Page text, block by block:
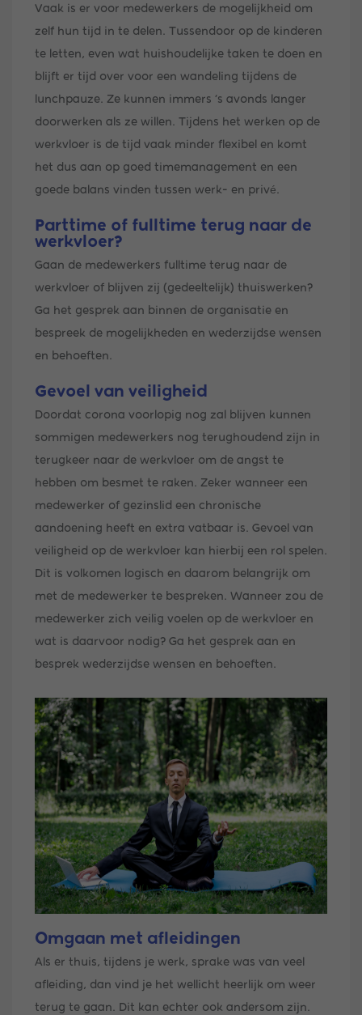
Vaak is er voor medewerkers de mogelijkheid om
zelf hun tijd in te delen. Tussendoor op de kinderen
te letten, even wat huishoudelijke taken te doen en
blijft er tijd over voor een wandeling tijdens de
lunchpauze. Ze kunnen immers ’s avonds langer
doorwerken als ze willen. Tijdens het werken op de
werkvloer is de tijd vaak minder flexibel en komt
het dus aan op goed timemanagement en een
goede balans vinden tussen werk- en privé.
Parttime of fulltime terug naar de
werkvloer?
Gaan de medewerkers fulltime terug naar de
werkvloer of blijven zij (gedeeltelijk) thuiswerken?
Ga het gesprek aan binnen de organisatie en
bespreek de mogelijkheden en wederzijdse wensen
en behoeften.
Gevoel van veiligheid
Doordat corona voorlopig nog zal blijven kunnen
sommigen medewerkers nog terughoudend zijn in
terugkeer naar de werkvloer om de angst te
hebben om besmet te raken. Zeker wanneer een
medewerker of gezinslid een chronische
aandoening heeft en extra vatbaar is. Gevoel van
veiligheid op de werkvloer kan hierbij een rol spelen.
Dit is volkomen logisch en daarom belangrijk om
met de medewerker te bespreken. Wanneer zou de
medewerker zich veilig voelen op de werkvloer en
wat is daarvoor nodig? Ga het gesprek aan en
besprek wederzijdse wensen en behoeften.
Omgaan met afleidingen
Als er thuis, tijdens je werk, sprake was van veel
afleiding, dan vind je het wellicht heerlijk om weer
terug te gaan. Dit kan echter ook andersom zijn.